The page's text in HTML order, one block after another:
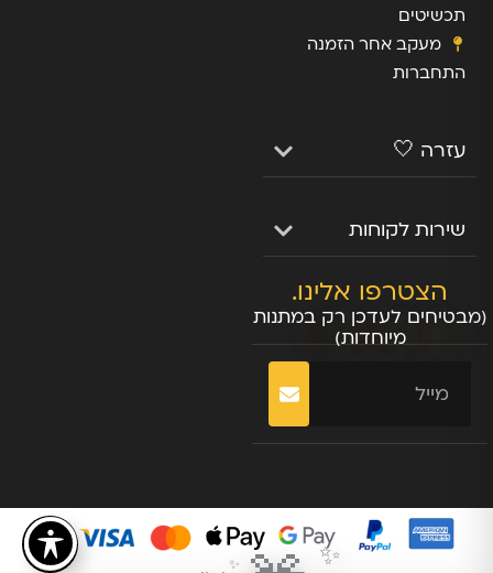
תכשיטים
מעקב אחר הזמנה
התחברות
עזרה 🤍
שירות לקוחות
הצטרפו אלינו.
(מבטיחים לעדכן רק במתנות
מיוחדות)
שליחה
✨
✨